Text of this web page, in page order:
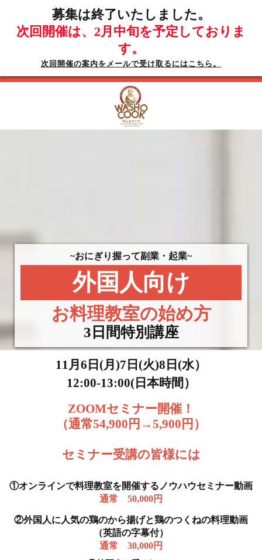
募集は終了いたしました。
次回開催は、2月中旬を予定しておりま
す。
次回開催の案内をメールで受け取るにはこちら。
~おにぎり握って副業・起業~
外国人向け
お料理教室の始め方
3日間特別講座
11月6日(月)7日(火)8日(水）
12:00-13:00(日本時間）
ZOOMセミナー開催！
（通常54,900円→5,900円）
セミナー受講の皆様には
①オンラインで料理教室を開催するノウハウセミナー動画
通常 50,000円
②外国人に人気の鶏のから揚げと鶏のつくねの料理動画
（英語の字幕付）
通常 30,000円